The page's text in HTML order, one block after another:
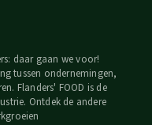
daar gaan we voor!
tussen ondernemingen,
Flanders' FOOD is de
Ontdek de andere